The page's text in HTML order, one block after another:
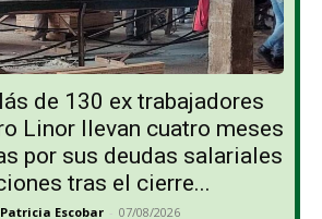
de 130 ex trabajadores
Linor llevan cuatro meses
por sus deudas salariales
tras el cierre...
Patricia Escobar - 07/08/2026